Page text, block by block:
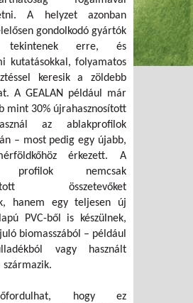
A helyzet azonban
gondolkodó gyártók
tekintenek erre, és
kutatásokkal, folyamatos
keresik a zöldebb
A GEALAN például már
mint 30% újrahasznosított
az ablakprofilok
– most pedig egy újabb,
érkezett. A
profilok nemcsak
összetevőket
hanem egy teljesen új
PVC-ből is készülnek,
biomasszából – például
vagy használt
hogy ez